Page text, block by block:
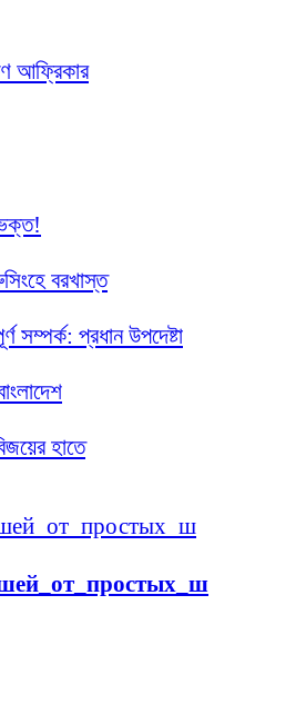
আফ্রিকার
বরখাস্ত
সম্পর্ক: প্রধান উপদেষ্টা
হাতে